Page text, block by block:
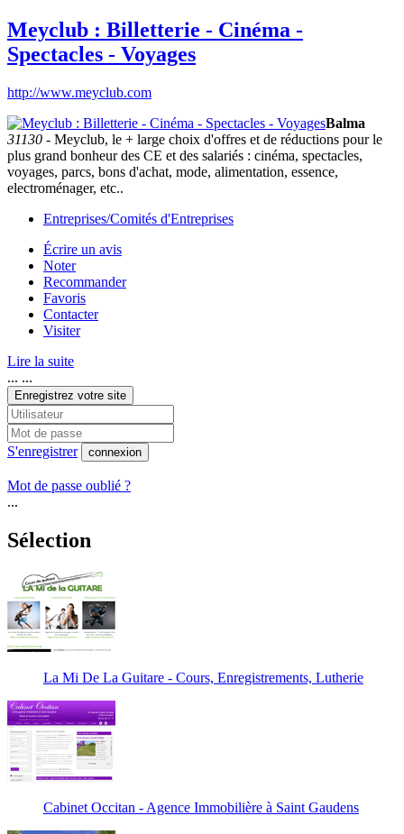
Meyclub : Billetterie - Cinéma -
Spectacles - Voyages
http://www.meyclub.com
Balma
31130 - Meyclub, le + large choix d'offres et de réductions pour le
plus grand bonheur des CE et des salariés : cinéma, spectacles,
voyages, parcs, bons d'achat, mode, alimentation, essence,
electroménager, etc..
Entreprises/Comités d'Entreprises
Écrire un avis
Noter
Recommander
Favoris
Contacter
Visiter
Lire la suite
... ...
Enregistrez votre site
S'enregistrer connexion
Mot de passe oublié ?
...
Sélection
La Mi De La Guitare - Cours, Enregistrements, Lutherie
Cabinet Occitan - Agence Immobilière à Saint Gaudens